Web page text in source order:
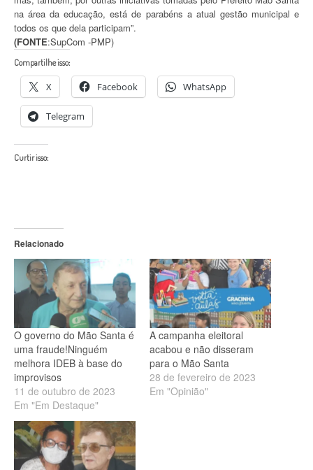
na área da educação, está de parabéns a atual gestão municipal e
todos os que dela participam”.
(FONTE:SupCom -PMP)
Compartilhe isso:
X Facebook WhatsApp
Telegram
Curtir isso:
Relacionado
O governo do Mão Santa é
uma fraude!Ninguém
melhora IDEB à base do
improvisos
11 de outubro de 2023
Em "Em Destaque"
A campanha eleitoral
acabou e não disseram
para o Mão Santa
28 de fevereiro de 2023
Em "Opinião"